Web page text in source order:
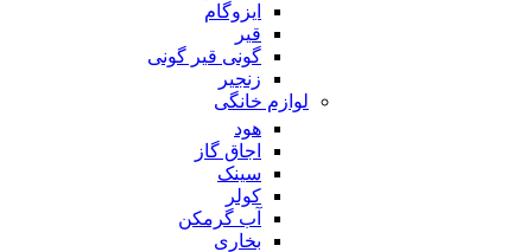
ایزوگام
قیر
گونی قیر گونی
زنجیر
لوازم خانگی
هود
اجاق گاز
سینک
کولر
آب گرمکن
بخاری